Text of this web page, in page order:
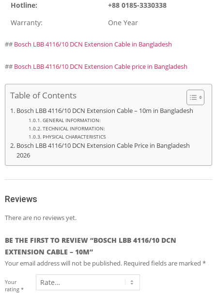
Hotline:
+88 0185-3330338
Warranty:
One Year
## Bosch LBB 4116/10 DCN Extension Cable in Bangladesh
## Bosch LBB 4116/10 DCN Extension Cable price in Bangladesh
Table of Contents
Bosch LBB 4116/10 DCN Extension Cable – 10m in Bangladesh
GENERAL INFORMATION:
TECHNICAL INFORMATION:
PHYSICAL CHARACTERISTICS
Bosch LBB 4116/10 DCN Extension Cable Price in Bangladesh
2026
Reviews
There are no reviews yet.
BE THE FIRST TO REVIEW “BOSCH LBB 4116/10 DCN
EXTENSION CABLE – 10M”
Your email address will not be published. Required fields are marked *
Your
rating *